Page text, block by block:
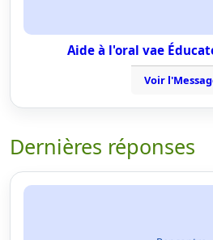
Aide à l'oral vae
Voir
Dernières réponses